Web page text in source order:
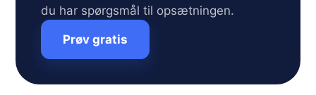
du har spørgsmål til opsætningen.
Prøv gratis